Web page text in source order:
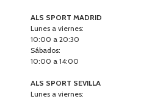
ALS SPORT MADRID
Lunes a viernes:
10:00 a 20:30
Sábados:
10:00 a 14:00
ALS SPORT SEVILLA
Lunes a viernes: